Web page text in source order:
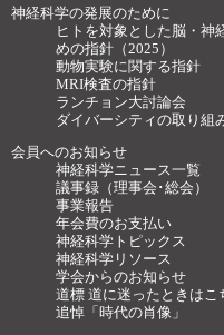
神経科学の発展のために
ヒトを対象とした脳・神
めの指針（2025）
動物実験に関する指針
MRI検査の指針
ランチョン大討論会
ダイバーシティの取り組
会員へのお知らせ
神経科学ニュース一覧
議事録（理事会･総会）
事業報告
年会費のお支払い
神経科学トピックス
神経科学リソース
学会からのお知らせ
道標 道に迷ったときはこ
追悼「時代の肖像」